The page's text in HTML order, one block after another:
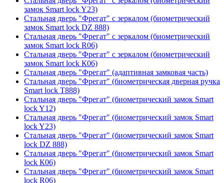
замок Smart lock Y23)
Стальная дверь "Фрегат" с зеркалом (биометрический
замок Smart lock DZ 888)
Стальная дверь "Фрегат" с зеркалом (биометрический
замок Smart lock R06)
Стальная дверь "Фрегат" с зеркалом (биометрический
замок Smart lock К06)
Стальная дверь "Фрегат" (адаптивная замковая часть)
Стальная дверь "Фрегат" (биометрическая дверная ручка
Smart lock T888)
Стальная дверь "Фрегат" (биометрический замок Smart
lock Y12)
Стальная дверь "Фрегат" (биометрический замок Smart
lock Y23)
Стальная дверь "Фрегат" (биометрический замок Smart
lock DZ 888)
Стальная дверь "Фрегат" (биометрический замок Smart
lock К06)
Стальная дверь "Фрегат" (биометрический замок Smart
lock R06)